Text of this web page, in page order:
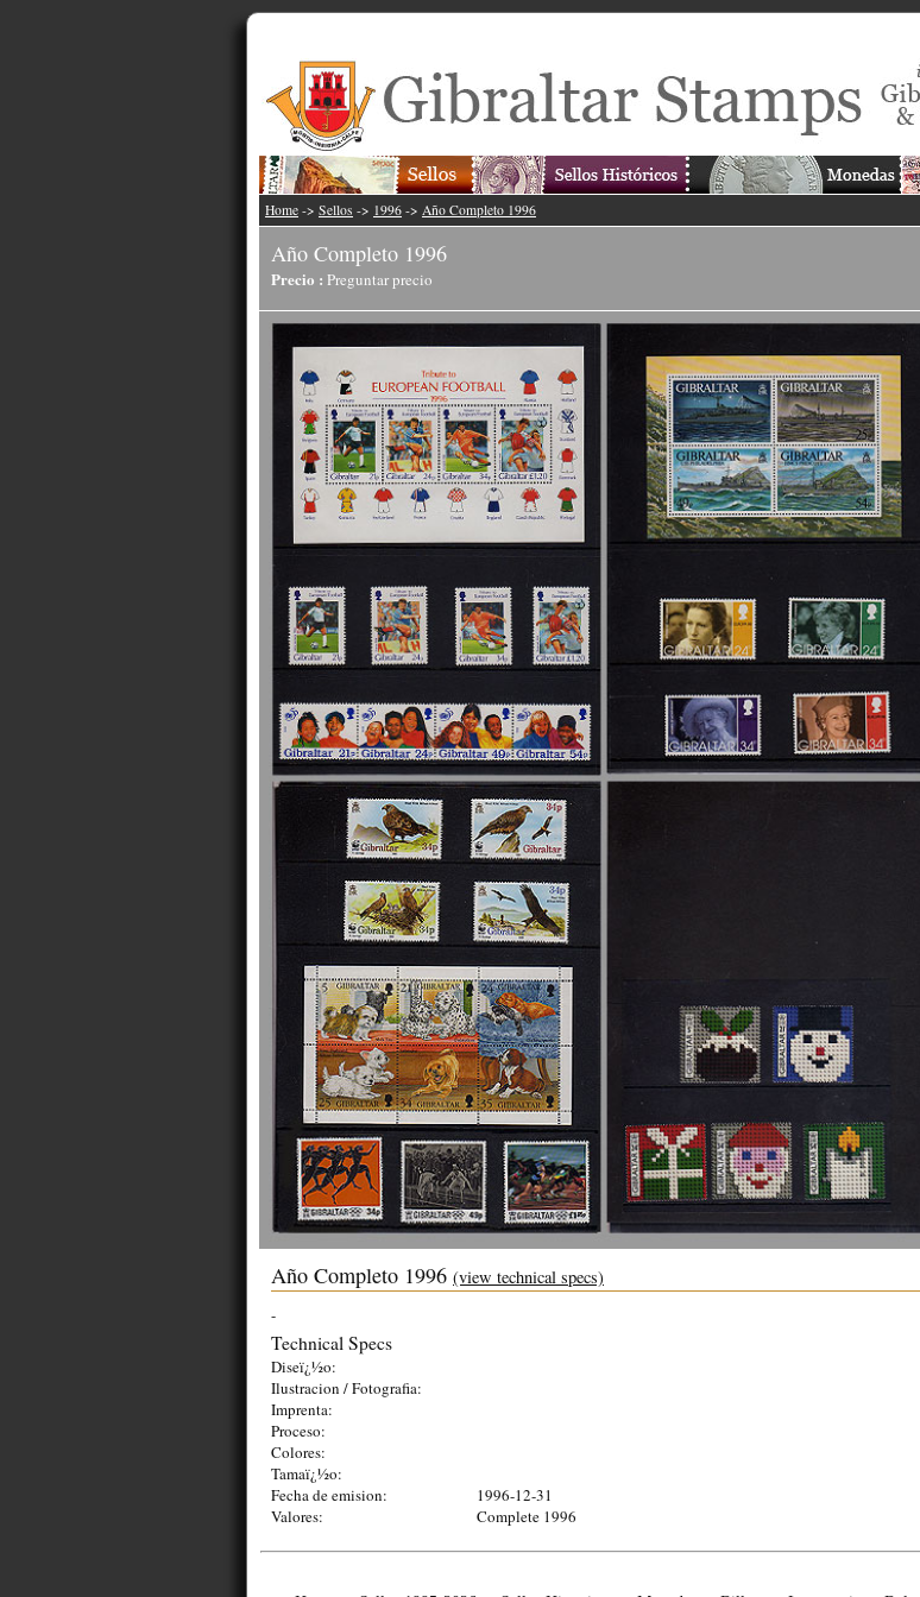
Home -> Sellos -> 1996 -> Año Completo 1996
Año Completo 1996
Precio : Preguntar precio
Año Completo 1996 (view technical specs)
-
Technical Specs
Diseï¿½o:
Ilustracion / Fotografia:
Imprenta:
Proceso:
Colores:
Tamaï¿½o:
Fecha de emision:
1996-12-31
Valores:
Complete 1996